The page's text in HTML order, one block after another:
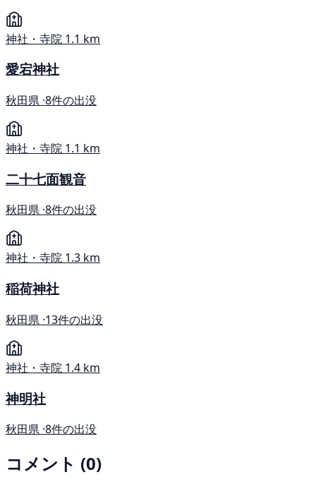
神社・寺院 1.1 km
愛宕神社
秋田県 ·8件の出没
神社・寺院 1.1 km
二十七面観音
秋田県 ·8件の出没
神社・寺院 1.3 km
稲荷神社
秋田県 ·13件の出没
神社・寺院 1.4 km
神明社
秋田県 ·8件の出没
コメント (0)